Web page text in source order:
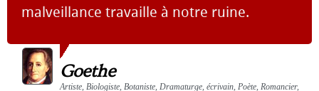
malveillance travaille à notre ruine.
Goethe
Artiste, Biologiste, Botaniste, Dramaturge, écrivain, Poète, Romancier,